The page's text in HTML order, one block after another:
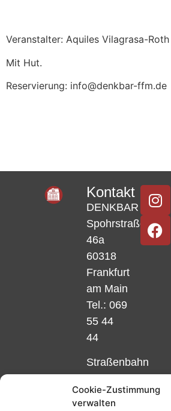
Cookie-Zustimmung
verwalten
Veranstalter: Aquiles Vilagrasa-Roth
Mit Hut.
Reservierung: info@denkbar-ffm.de
Kontakt
DENKBAR
Spohrstraße
46a
60318
Frankfurt
am Main
Tel.: 069
55 44
44
Straßenbahn
und 12,